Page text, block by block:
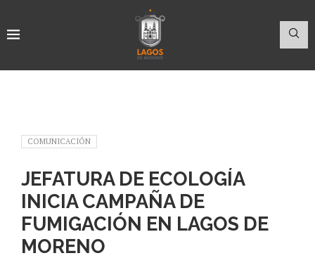
COMUNICACIÓN
JEFATURA DE ECOLOGÍA
INICIA CAMPAÑA DE
FUMIGACIÓN EN LAGOS DE
MORENO